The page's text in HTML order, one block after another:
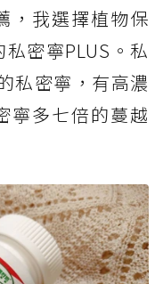
，我選擇植物保
密寧PLUS。私
私密寧，有高濃
寧多七倍的蔓越